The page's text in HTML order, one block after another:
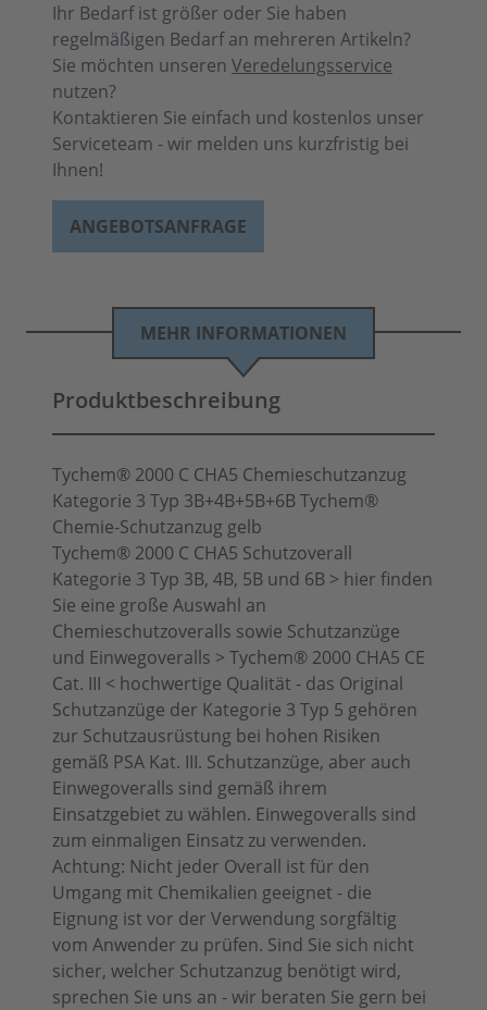
Ihr Bedarf ist größer oder Sie haben
regelmäßigen Bedarf an mehreren Artikeln?
Sie möchten unseren Veredelungsservice
nutzen?
Kontaktieren Sie einfach und kostenlos unser
Serviceteam - wir melden uns kurzfristig bei
Ihnen!
ANGEBOTSANFRAGE
MEHR INFORMATIONEN
Produktbeschreibung
Tychem® 2000 C CHA5 Chemieschutzanzug
Kategorie 3 Typ 3B+4B+5B+6B Tychem®
Chemie-Schutzanzug gelb
Tychem® 2000 C CHA5 Schutzoverall
Kategorie 3 Typ 3B, 4B, 5B und 6B > hier finden
Sie eine große Auswahl an
Chemieschutzoveralls sowie Schutzanzüge
und Einwegoveralls > Tychem® 2000 CHA5 CE
Cat. III < hochwertige Qualität - das Original
Schutzanzüge der Kategorie 3 Typ 5 gehören
zur Schutzausrüstung bei hohen Risiken
gemäß PSA Kat. III. Schutzanzüge, aber auch
Einwegoveralls sind gemäß ihrem
Einsatzgebiet zu wählen. Einwegoveralls sind
zum einmaligen Einsatz zu verwenden.
Achtung: Nicht jeder Overall ist für den
Umgang mit Chemikalien geeignet - die
Eignung ist vor der Verwendung sorgfältig
vom Anwender zu prüfen. Sind Sie sich nicht
sicher, welcher Schutzanzug benötigt wird,
sprechen Sie uns an - wir beraten Sie gern bei